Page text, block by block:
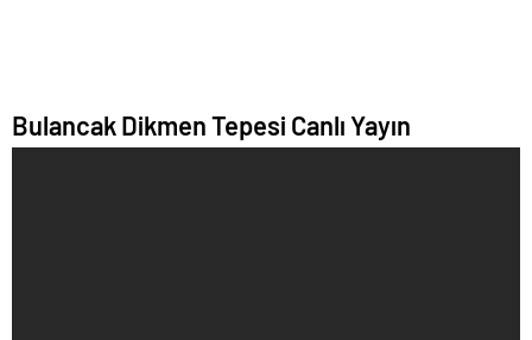
Bulancak Dikmen Tepesi Canlı Yayın